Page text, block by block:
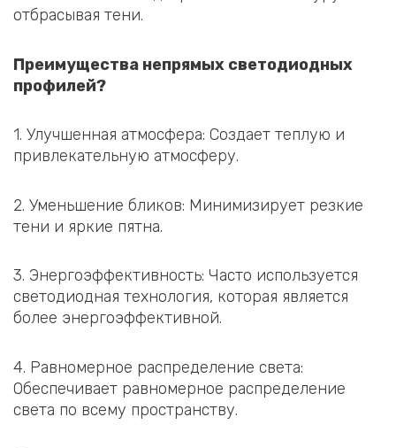
отбрасывая тени.
Преимущества непрямых светодиодных
профилей?
1. Улучшенная атмосфера: Создает теплую и
привлекательную атмосферу.
2. Уменьшение бликов: Минимизирует резкие
тени и яркие пятна.
3. Энергоэффективность: Часто используется
светодиодная технология, которая является
более энергоэффективной.
4. Равномерное распределение света:
Обеспечивает равномерное распределение
света по всему пространству.